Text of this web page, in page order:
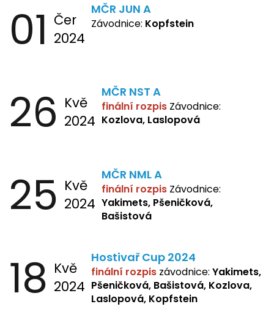
01 Čer
2024
MČR JUN A
Závodnice: Kopfstein
26 Kvě
2024
MČR NST A
finální rozpis Závodnice:
Kozlova, Laslopová
25 Kvě
2024
MČR NML A
finální rozpis Závodnice:
Yakimets, Pšeničková,
Bašistová
18 Kvě
2024
Hostivař Cup 2024
finální rozpis závodnice: Yakimets,
Pšeničková, Bašistová, Kozlova,
Laslopová, Kopfstein